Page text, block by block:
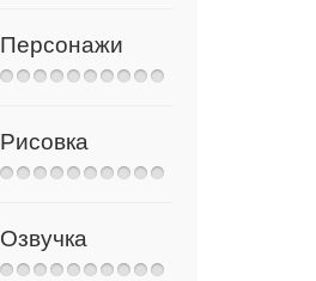
Персонажи
Рисовка
Озвучка